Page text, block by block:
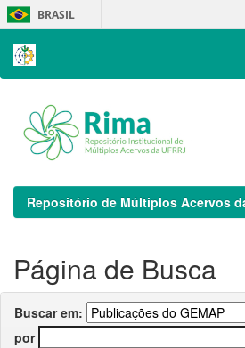
Skip
navigation
BRASIL
Repositório de Múltiplos Acervos
Página de Busca
Buscar em:
por